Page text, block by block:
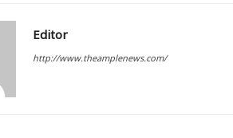
Editor
http://www.theamplenews.com/